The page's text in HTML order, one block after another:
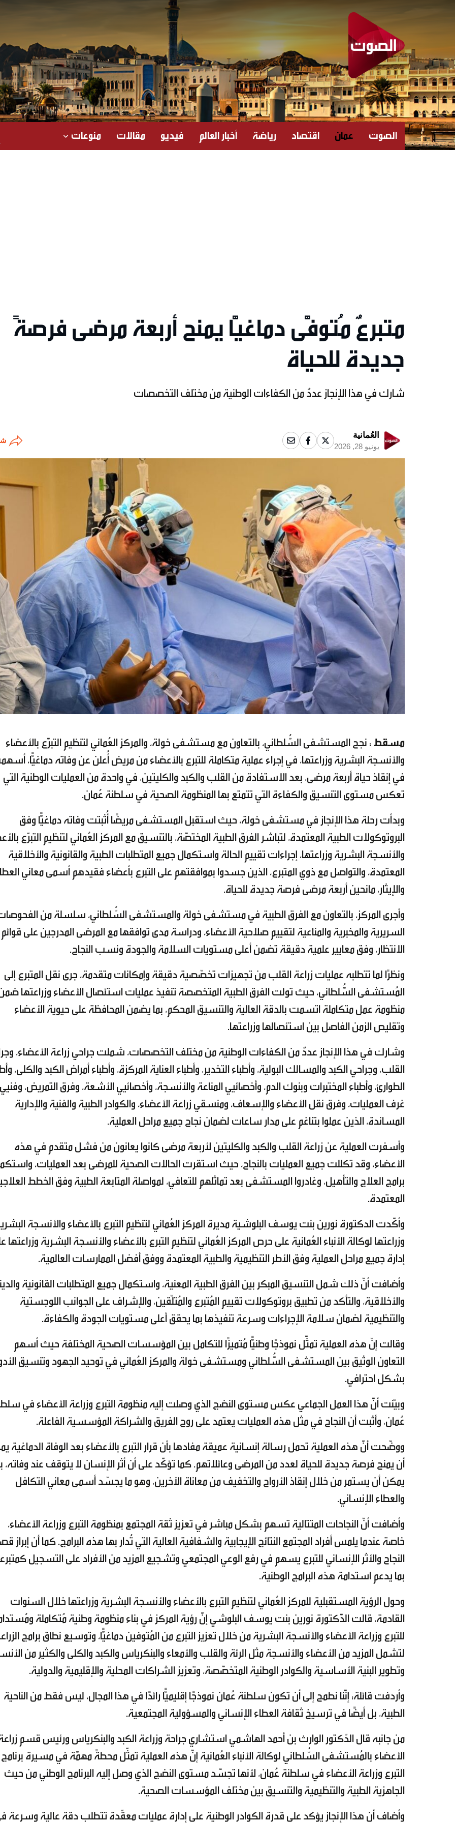
الصوت عمان اقتصاد رياضة أخبار العالم فيديو مقالات منوعات
متبرعٌ مُتوفًّى دماغيًّا يمنح أربعة مرضى فرصةً
جديدة للحياة
شارك في هذا الإنجاز عددٌ من الكفاءات الوطنية من مختلف التخصصات
العُمانية
يونيو 28, 2026
مسقط : نجح المستشفى السُّلطاني، بالتعاون مع مستشفى خولة، والمركز العُماني لتنظيم التبرّع بالأعضاء
والأنسجة البشرية وزراعتها، في إجراء عملية متكاملة للتبرع بالأعضاء من مريض أُعلن عن وفاته دماغيًّا،
في إنقاذ حياة أربعة مرضى، بعد الاستفادة من القلب والكبد والكليتين، في واحدة من العمليات الوطنية التي
تعكس مستوى التنسيق والكفاءة التي تتمتع بها المنظومة الصحية في سلطنة عُمان.
وبدأت رحلة هذا الإنجاز في مستشفى خولة، حيث استقبل المستشفى مريضًا أُثبتت وفاته دماغيًّا وفق
البروتوكولات الطبية المعتمدة، لتباشر الفرق الطبية المختصّة، بالتنسيق مع المركز العُماني لتنظيم التبرّع
والأنسجة البشرية وزراعتها، إجراءات تقييم الحالة واستكمال جميع المتطلبات الطبية والقانونية والأخلاقية
المعتمدة، والتواصل مع ذوي المتبرع، الذين جسدوا بموافقتهم على التبرع بأعضاء فقيدهم أسمى معاني
والإيثار، مانحين أربعة مرضى فرصة جديدة للحياة.
وأجرى المركز، بالتعاون مع الفرق الطبية في مستشفى خولة والمستشفى السُّلطاني، سلسلة من
السريرية والمخبرية والمناعية لتقييم صلاحية الأعضاء، ودراسة مدى توافقها مع المرضى المدرجين على قوائم
الانتظار، وفق معايير علمية دقيقة تضمن أعلى مستويات السلامة والجودة ونسب النجاح.
ونظرًا لما تتطلبه عمليات زراعة القلب من تجهيزات تخصّصية دقيقة وإمكانات متقدمة، جرى نقل المتبرع إلى
المُستشفى السُّلطاني، حيث تولت الفرق الطبية المتخصصة تنفيذ عمليات استئصال الأعضاء وزراعتها
منظومة عمل متكاملة اتسمت بالدقة العالية والتنسيق المحكم، بما يضمن المحافظة على حيوية الأعضاء
وتقليص الزمن الفاصل بين استئصالها وزراعتها.
وشارك في هذا الإنجاز عددٌ من الكفاءات الوطنية من مختلف التخصصات، شملت جراحي زراعة الأعضاء،
القلب، وجراحي الكبد والمسالك البولية، وأطباء التخدير، وأطباء العناية المركزة، وأطباء أمراض الكبد والكلى،
الطوارئ، وأطباء المختبرات وبنوك الدم، وأخصائيي المناعة والأنسجة، وأخصائيي الأشعة، وفرق التمريض، وفنيي
غرف العمليات، وفرق نقل الأعضاء والإسعاف، ومنسقي زراعة الأعضاء، والكوادر الطبية والفنية والإدارية
المساندة، الذين عملوا بتناغم على مدار ساعات لضمان نجاح جميع مراحل العملية.
وأسفرت العملية عن زراعة القلب والكبد والكليتين لأربعة مرضى كانوا يعانون من فشل متقدم في هذه
الأعضاء، وقد تكللت جميع العمليات بالنجاح، حيث استقرت الحالات الصحية للمرضى بعد العمليات،
برامج العلاج والتأهيل، وغادروا المستشفى بعد تماثلهم للتعافي، لمواصلة المتابعة الطبية وفق الخطط
المعتمدة.
وأكّدت الدكتورة نورين بنت يوسف البلوشية مديرة المركز العُماني لتنظيم التبرع بالأعضاء والأنسجة
وزراعتها لوكالة الأنباء العُمانية على حرص المركز العُماني لتنظيم التبرع بالأعضاء والأنسجة البشرية وزراعتها
إدارة جميع مراحل العملية وفق الأطر التنظيمية والطبية المعتمدة ووفق أفضل الممارسات العالمية.
وأضافت أنّ ذلك شمل التنسيق المبكر بين الفرق الطبية المعنية، واستكمال جميع المتطلبات القانونية
والأخلاقية، والتأكد من تطبيق بروتوكولات تقييم المُتبرع والمُتلّقين، والإشراف على الجوانب اللوجستية
والتنظيمية لضمان سلامة الإجراءات وسرعة تنفيذها بما يحقق أعلى مستويات الجودة والكفاءة.
وقالت إنّ هذه العملية تمثّل نموذجًا وطنيًّا مُتميزًا للتكامل بين المؤسسات الصحية المختلفة حيث أسهم
التعاون الوثيق بين المستشفى السُّلطاني ومستشفى خولة والمركز العُماني في توحيد الجهود وتنسيق
بشكل احترافي.
وبيّنت أنّ هذا العمل الجماعي عكس مستوى النضج الذي وصلت إليه منظومة التبرع وزراعة الأعضاء في
عُمان، وأثبت أن النجاح في مثل هذه العمليات يعتمد على روح الفريق والشراكة المؤسسية الفاعلة.
ووضّحت أنّ هذه العملية تحمل رسالة إنسانية عميقة مفادها بأن قرار التبرع بالأعضاء بعد الوفاة الدماغية
أن يمنح فرصة جديدة للحياة لعدد من المرضى وعائلاتهم. كما تؤكّد على أن أثر الإنسان لا يتوقف عند وفاته،
يمكن أن يستمر من خلال إنقاذ الأرواح والتخفيف من معاناة الآخرين، وهو ما يجسّد أسمى معاني التكافل
والعطاء الإنساني.
وأضافت أنّ النجاحات المتتالية تسهم بشكل مباشر في تعزيز ثقة المجتمع بمنظومة التبرع وزراعة الأعضاء،
خاصة عندما يلمس أفراد المجتمع النتائج الإيجابية والشفافية العالية التي تُدار بها هذه البرامج. كما أن إبراز
النجاح والأثر الإنساني للتبرع يسهم في رفع الوعي المجتمعي وتشجيع المزيد من الأفراد على التسجيل
بما يدعم استدامة هذه البرامج الوطنية.
وحول الرؤية المستقبلية للمركز العُماني لتنظيم التبرع بالأعضاء والأنسجة البشرية وزراعتها خلال السنوات
القادمة، قالت الدّكتورة نورين بنت يوسف البلوشي إنّ رؤية المركز في بناء منظومة وطنية مُتكاملة
للتبرع وزراعة الأعضاء والأنسجة البشرية من خلال تعزيز التبرع من المُتوفين دماغيًّا، وتوسيع نطاق برامج
لتشمل المزيد من الأعضاء والأنسجة مثل الرئة والقلب والأمعاء والبنكرياس والكبد والكلى والكثير من
وتطوير البنية الأساسية والكوادر الوطنية المتخصّصة، وتعزيز الشراكات المحلية والإقليمية والدولية.
وأردفت قائلة: إنّنا نطمح إلى أن تكون سلطنة عُمان نموذجًا إقليميًّا رائدًا في هذا المجال، ليس فقط من الناحية
الطبية، بل أيضًا في ترسيخ ثقافة العطاء الإنساني والمسؤولية المجتمعية.
من جانبه قال الدّكتور الوارث بن أحمد الهاشمي استشاري جراحة وزراعة الكبد والبنكرياس ورئيس قسم
الأعضاء بالمُستشفى السُّلطاني لوكالة الأنباء العُمانية إنّ هذه العملية تمثّل محطةً مهمّة في مسيرة برنامج
التبرع وزراعة الأعضاء في سلطنة عُمان، لأنها تجسّد مستوى النضج الذي وصل إليه البرنامج الوطني من حيث
الجاهزية الطبية والتنظيمية والتنسيق بين مختلف المؤسسات الصحية.
وأضاف أن هذا الإنجاز يؤكد على قدرة الكوادر الوطنية على إدارة عمليات معقّدة تتطلب دقة عالية وسرعة